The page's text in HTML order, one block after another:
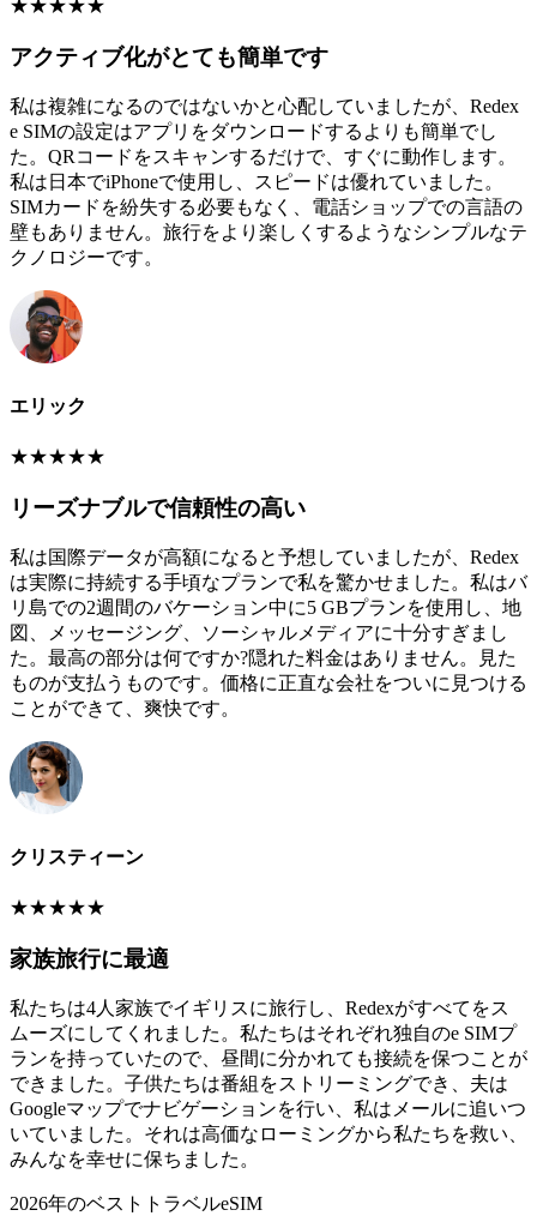
★★★★★
アクティブ化がとても簡単です
私は複雑になるのではないかと心配していましたが、Redex
e SIMの設定はアプリをダウンロードするよりも簡単でし
た。QRコードをスキャンするだけで、すぐに動作します。
私は日本でiPhoneで使用し、スピードは優れていました。
SIMカードを紛失する必要もなく、電話ショップでの言語の
壁もありません。旅行をより楽しくするようなシンプルなテ
クノロジーです。
エリック
★★★★★
リーズナブルで信頼性の高い
私は国際データが高額になると予想していましたが、Redex
は実際に持続する手頃なプランで私を驚かせました。私はバ
リ島での2週間のバケーション中に5 GBプランを使用し、地
図、メッセージング、ソーシャルメディアに十分すぎまし
た。最高の部分は何ですか?隠れた料金はありません。見た
ものが支払うものです。価格に正直な会社をついに見つける
ことができて、爽快です。
クリスティーン
★★★★★
家族旅行に最適
私たちは4人家族でイギリスに旅行し、Redexがすべてをス
ムーズにしてくれました。私たちはそれぞれ独自のe SIMプ
ランを持っていたので、昼間に分かれても接続を保つことが
できました。子供たちは番組をストリーミングでき、夫は
Googleマップでナビゲーションを行い、私はメールに追いつ
いていました。それは高価なローミングから私たちを救い、
みんなを幸せに保ちました。
2026年のベストトラベルeSIM